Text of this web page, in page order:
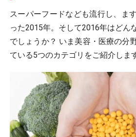
スーパーフードなども流行し、ま
った2015年。そして2016年はどん
でしょうか？ いま美容・医療の分
ている5つのカテゴリをご紹介しま